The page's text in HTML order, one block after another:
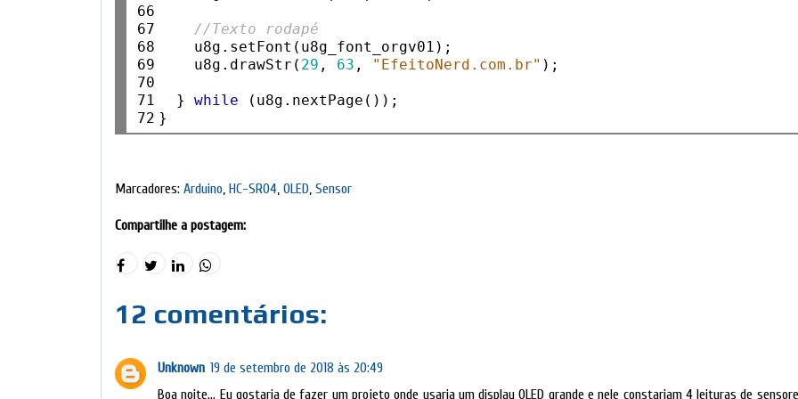
66
67
68
69
70
71
72
//Texto rodapé
    u8g.setFont(u8g_font_orgv01);
    u8g.drawStr(
29 , 63 , "EfeitoNerd.com.br" );
  }
while (u8g.nextPage());
Marcadores: Arduino, HC-SR04, OLED, Sensor
Compartilhe a postagem:
12 comentários:
Unknown 19 de setembro de 2018 às 20:49
Boa noite… Eu gostaria de fazer um projeto onde usaria um display OLED grande e nele constariam 4 leituras de